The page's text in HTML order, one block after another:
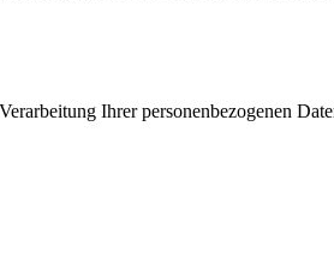
Ihrer personenbezogenen